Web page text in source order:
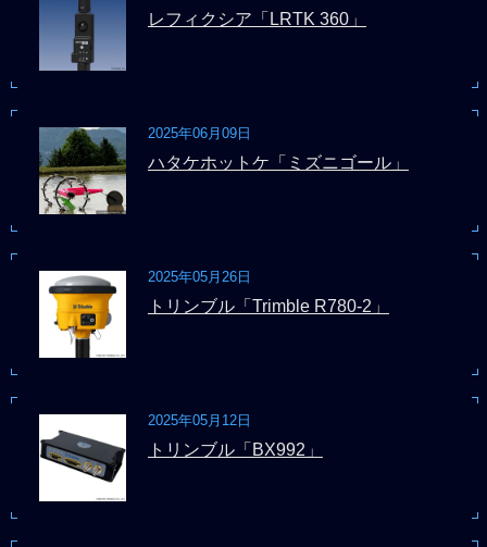
レフィクシア「LRTK 360」
2025年06月09日
ハタケホットケ「ミズニゴール」
2025年05月26日
トリンブル「Trimble R780-2」
2025年05月12日
トリンブル「BX992」